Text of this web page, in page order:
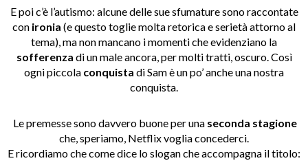
E poi c’è l’autismo: alcune delle sue sfumature sono raccontate
con ironia (e questo toglie molta retorica e serietà attorno al
tema), ma non mancano i momenti che evidenziano la
sofferenza di un male ancora, per molti tratti, oscuro. Così
ogni piccola conquista di Sam è un po’ anche una nostra
conquista.
Le premesse sono davvero buone per una seconda stagione
che, speriamo, Netflix voglia concederci.
E ricordiamo che come dice lo slogan che accompagna il titolo: